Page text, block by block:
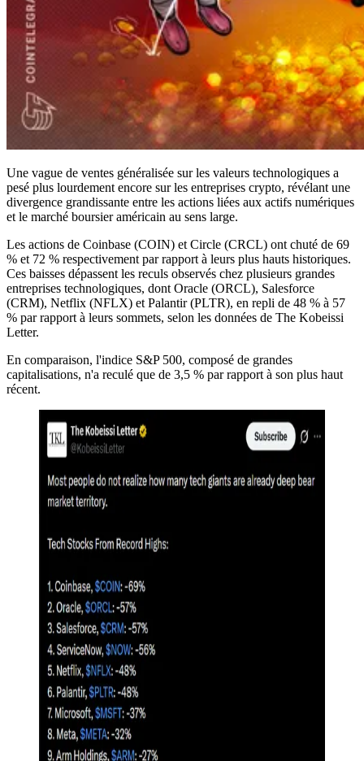
Une vague de ventes généralisée sur les valeurs technologiques a
pesé plus lourdement encore sur les entreprises crypto, révélant une
divergence grandissante entre les actions liées aux actifs numériques
et le marché boursier américain au sens large.
Les actions de Coinbase (COIN) et Circle (CRCL) ont chuté de 69
% et 72 % respectivement par rapport à leurs plus hauts historiques.
Ces baisses dépassent les reculs observés chez plusieurs grandes
entreprises technologiques, dont Oracle (ORCL), Salesforce
(CRM), Netflix (NFLX) et Palantir (PLTR), en repli de 48 % à 57
% par rapport à leurs sommets, selon les données de The Kobeissi
Letter.
En comparaison, l'indice S&P 500, composé de grandes
capitalisations, n'a reculé que de 3,5 % par rapport à son plus haut
récent.